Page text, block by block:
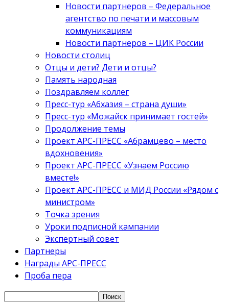
Новости партнеров – Федеральное
агентство по печати и массовым
коммуникациям
Новости партнеров – ЦИК России
Новости столиц
Отцы и дети? Дети и отцы?
Память народная
Поздравляем коллег
Пресс-тур «Абхазия – страна души»
Пресс-тур «Можайск принимает гостей»
Продолжение темы
Проект АРС-ПРЕСС «Абрамцево – место
вдохновения»
Проект АРС-ПРЕСС «Узнаем Россию
вместе!»
Проект АРС-ПРЕСС и МИД России «Рядом с
министром»
Точка зрения
Уроки подписной кампании
Экспертный совет
Партнеры
Награды АРС-ПРЕСС
Проба пера